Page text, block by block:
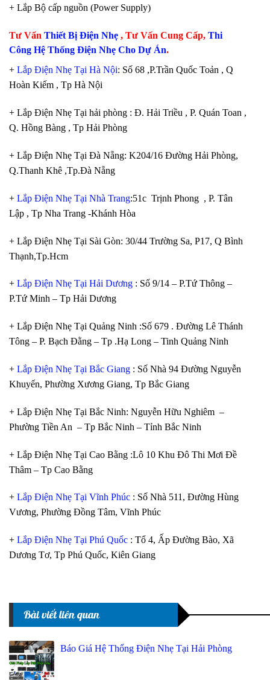
+ Lắp Bộ cấp nguồn (Power Supply)
Tư Vấn Thiết Bị Điện Nhẹ , Tư Vấn Cung Cấp, Thi
Công Hệ Thống Điện Nhẹ Cho Dự Án.
+ Lắp Điện Nhẹ Tại Hà Nội: Số 68 ,P.Trần Quốc Toản , Q
Hoàn Kiếm , Tp Hà Nội
+ Lắp Điện Nhẹ Tại hải phòng : Đ. Hải Triều , P. Quán Toan ,
Q. Hồng Bàng , Tp Hải Phòng
+ Lắp Điện Nhẹ Tại Đà Nẵng: K204/16 Đường Hải Phòng,
Q.Thanh Khê ,Tp.Đà Nẵng
+ Lắp Điện Nhẹ Tại Nhà Trang:51c Trịnh Phong , P. Tân
Lập , Tp Nha Trang -Khánh Hòa
+ Lắp Điện Nhẹ Tại Sài Gòn: 30/44 Trường Sa, P17, Q Bình
Thạnh,Tp.Hcm
+ Lắp Điện Nhẹ Tại Hải Dương : Số 9/14 – P.Tứ Thông –
P.Tứ Minh – Tp Hải Dương
+ Lắp Điện Nhẹ Tại Quảng Ninh :Số 679 . Đường Lê Thánh
Tông – P. Bạch Đằng – Tp .Hạ Long – Tinh Quảng Ninh
+ Lắp Điện Nhẹ Tại Bắc Giang : Số Nhà 94 Đường Nguyễn
Khuyến, Phường Xương Giang, Tp Bắc Giang
+ Lắp Điện Nhẹ Tại Bắc Ninh: Nguyễn Hữu Nghiêm –
Phường Tiền An – Tp Bắc Ninh – Tỉnh Bắc Ninh
+ Lắp Điện Nhẹ Tại Cao Bằng :Lô 10 Khu Đô Thi Mơi Đề
Thâm – Tp Cao Bằng
+ Lắp Điện Nhẹ Tại Vĩnh Phúc : Số Nhà 511, Đường Hùng
Vương, Phường Đồng Tâm, Vĩnh Phúc
+ Lắp Điện Nhẹ Tại Phú Quốc : Tổ 4, Ấp Đường Bào, Xã
Dương Tơ, Tp Phú Quốc, Kiên Giang
Bài viết liên quan
Báo Giá Hệ Thống Điện Nhẹ Tại Hải Phòng